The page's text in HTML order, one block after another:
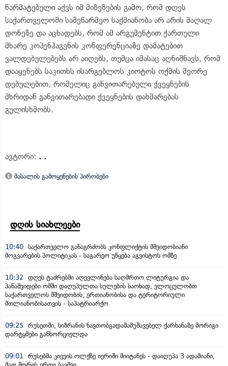
წარმატებული აქვს იმ მიზეზების გამო, რომ დღეს
საქართველოში სამეწარმეო საქმიანობა არ არის მაღალ
დონეზე და აცხადებს, რომ ამ არგუმენტით ქართული
მხარე კოპენჰაგენის კონფერენციაზე დამატებით
ვალდებულებებს არ აიღებს, თუმცა იმასაც აღნიშნავს, რომ
დააყენებს საკითხს ისარგებლოს კიოტოს ოქმის მეორე
დებულებით, რომელიც განვითარებული ქვეყნების
მხრიდან განვითარებადი ქვეყნების დახმარებას
გულისხმობს.
ავტორი: . .
მასალის გამოყენების პირობები
დღის სიახლეები
10:40 საქართველო განაგრძობს კონფლიქტის მშვიდობიანი
მოგვარების პოლიტიკას - საგარეო უწყება აგვისტოს ომზე
10:32 დღეს ტაძრებში აღევლინება საღმრთო ლიტურგია და
პანაშვიდები ომში დაღუპულთა სულების საოხად, ვლოცულობთ
საქართველოს მშვიდობის, ერთიანობისა და ტერიტორიული
მთლიანობისათვის - საპატრიარქო
09:25 რუსეთში, სიზრანის ნავთობგადამამუშავებელ ქარხანაზე მორიგი
დარტყმები განხორციელდა
09:01 რუსებმა კიევის ოლქზე იერიში მიიტანეს - დაიღუპა 3 ადამიანი,